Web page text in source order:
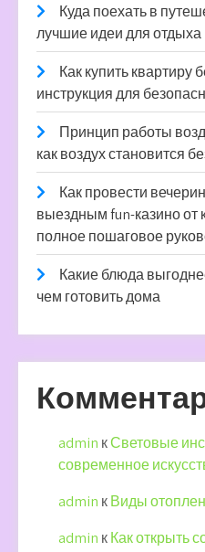
Куда поехать в
лучшие идеи для отдыха
Как купить квартиру
инструкция для
Принцип работы
как воздух становится
Как провести
выездным fun-казино от
полное пошаговое
Какие блюда
чем готовить дома
admin кСветовые
современное
admin кВиды
admin кКак открыть